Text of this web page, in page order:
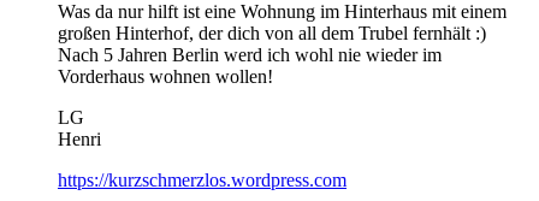
Was da nur hilft ist eine Wohnung im Hinterhaus mit einem
großen Hinterhof, der dich von all dem Trubel fernhält :)
Nach 5 Jahren Berlin werd ich wohl nie wieder im
Vorderhaus wohnen wollen!
LG
Henri
https://kurzschmerzlos.wordpress.com